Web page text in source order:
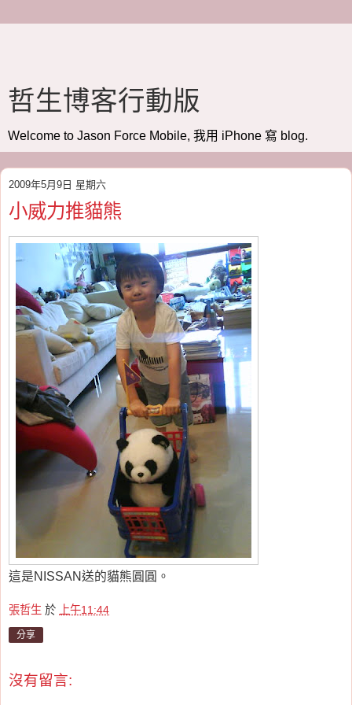
哲生博客行動版
Welcome to Jason Force Mobile, 我用 iPhone 寫 blog.
2009年5月9日 星期六
小威力推貓熊
這是NISSAN送的貓熊圓圓。
張哲生 於 上午11:44
分享
沒有留言: